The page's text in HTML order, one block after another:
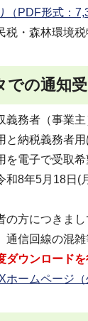
（PDF形式：
税・森林環境
での通知
義務者（事業
と納税義務者
を電子で受取希
和8年5月18日(
の方につきま
通信回線の混
ダウンロード
ホームページ（